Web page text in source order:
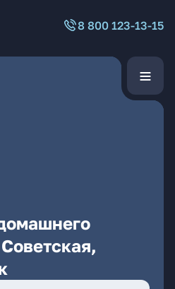
8 800 123-13-15